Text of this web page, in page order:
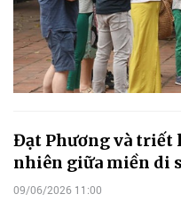
Đạt Phương và triết
nhiên giữa miền di
09/06/2026 11:00